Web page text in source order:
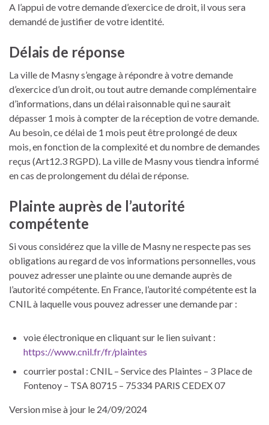
A l’appui de votre demande d’exercice de droit, il vous sera
demandé de justifier de votre identité.
Délais de réponse
La ville de Masny s’engage à répondre à votre demande
d’exercice d’un droit, ou tout autre demande complémentaire
d’informations, dans un délai raisonnable qui ne saurait
dépasser 1 mois à compter de la réception de votre demande.
Au besoin, ce délai de 1 mois peut être prolongé de deux
mois, en fonction de la complexité et du nombre de demandes
reçus (Art12.3 RGPD). La ville de Masny vous tiendra informé
en cas de prolongement du délai de réponse.
Plainte auprès de l’autorité
compétente
Si vous considérez que la ville de Masny ne respecte pas ses
obligations au regard de vos informations personnelles, vous
pouvez adresser une plainte ou une demande auprès de
l’autorité compétente. En France, l’autorité compétente est la
CNIL à laquelle vous pouvez adresser une demande par :
voie électronique en cliquant sur le lien suivant :
https://www.cnil.fr/fr/plaintes
courrier postal : CNIL – Service des Plaintes – 3 Place de
Fontenoy – TSA 80715 – 75334 PARIS CEDEX 07
Version mise à jour le 24/09/2024